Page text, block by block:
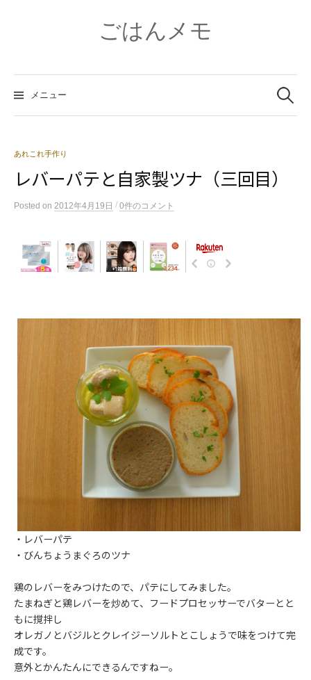
ス
キ
プ
ごはんメモ
メニュー
索:
あれこれ手作り
レバーパテと自家製ツナ（三回目）
Posted on 2012年4月19日 / 0件のコメント
・レバーパテ
・びんちょうまぐろのツナ
鶏のレバーをみつけたので、パテにしてみました。
たまねぎと鶏レバーを炒めて、フードプロセッサーでバターとと
もに撹拌し
オレガノとバジルとクレイジーソルトとこしょうで味をつけて完
成です。
意外とかんたんにできるんですねー。